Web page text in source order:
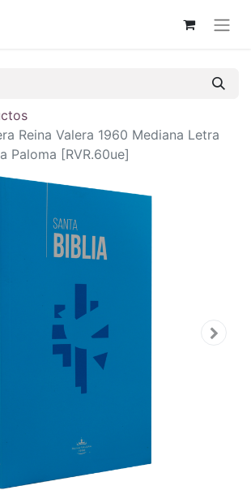
Reina Valera 1960 Mediana Letra
Paloma [RVR.60ue]